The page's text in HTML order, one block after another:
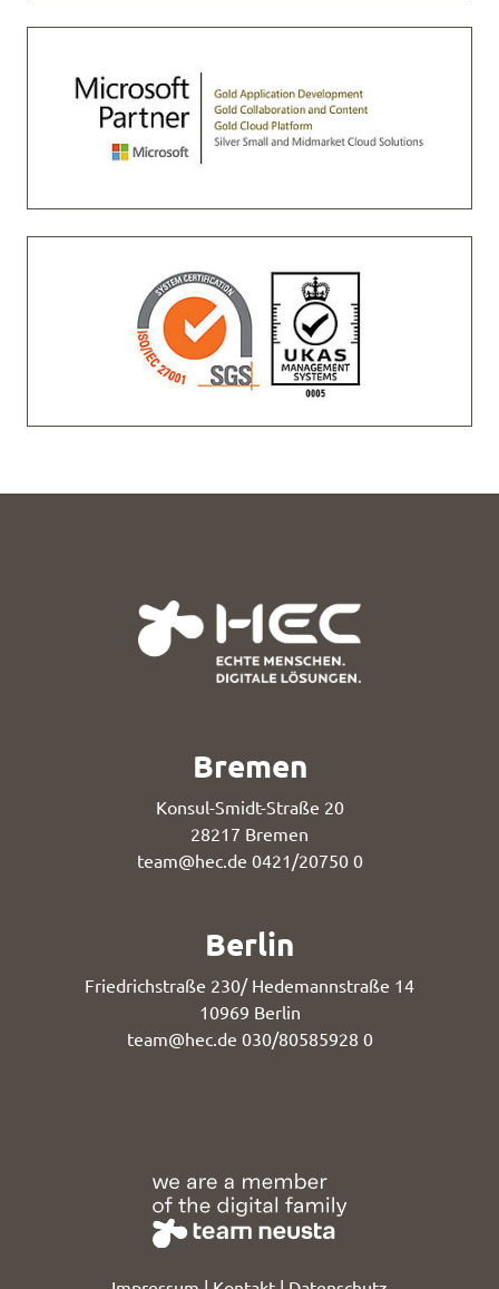
Bremen
Konsul-Smidt-Straße 20
28217 Bremen
team@hec.de 0421/20750 0
Berlin
Friedrichstraße 230/ Hedemannstraße 14
10969 Berlin
team@hec.de 030/80585928 0